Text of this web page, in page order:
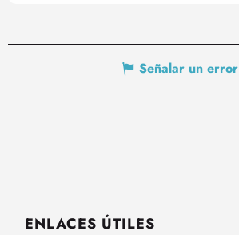
Señalar un error
ENLACES ÚTILES